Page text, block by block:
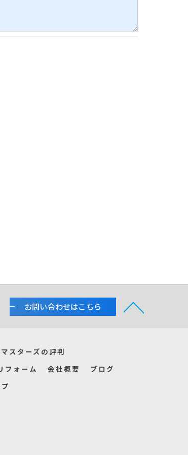
お問い合わせはこちら
スターズの評判
フォーム 会社概要
ブログ